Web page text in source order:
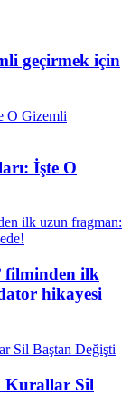
geçirmek için
İşte O
filminden ilk
hikayesi
Kurallar Sil